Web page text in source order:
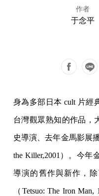
作者
于念平
身為多部日本 cult 片經
台灣觀眾熟知的作品，
史導演、去年金馬影展
the Killer,2001）。今
導演的舊作與新作，
（Tetsuo: The Iron